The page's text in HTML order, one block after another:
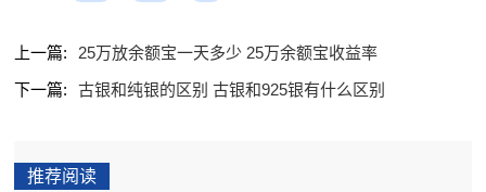
上一篇:
25万放余额宝一天多少 25万余额宝收益率
下一篇:
古银和纯银的区别 古银和925银有什么区别
推荐阅读